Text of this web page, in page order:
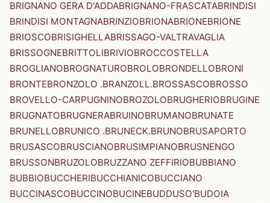
BRIGNANO GERA D'ADDABRIGNANO-FRASCATABRINDISI
BRINDISI MONTAGNABRINZIOBRIONABRIONEBRIONE
BRIOSCOBRISIGHELLABRISSAGO-VALTRAVAGLIA
BRISSOGNEBRITTOLIBRIVIOBROCCOSTELLA
BROGLIANOBROGNATUROBROLOBRONDELLOBRONI
BRONTEBRONZOLO .BRANZOLL.BROSSASCOBROSSO
BROVELLO-CARPUGNINOBROZOLOBRUGHERIOBRUGINE
BRUGNATOBRUGNERABRUINOBRUMANOBRUNATE
BRUNELLOBRUNICO .BRUNECK.BRUNOBRUSAPORTO
BRUSASCOBRUSCIANOBRUSIMPIANOBRUSNENGO
BRUSSONBRUZOLOBRUZZANO ZEFFIRIOBUBBIANO
BUBBIOBUCCHERIBUCCHIANICOBUCCIANO
BUCCINASCOBUCCINOBUCINEBUDDUSO'BUDOIA